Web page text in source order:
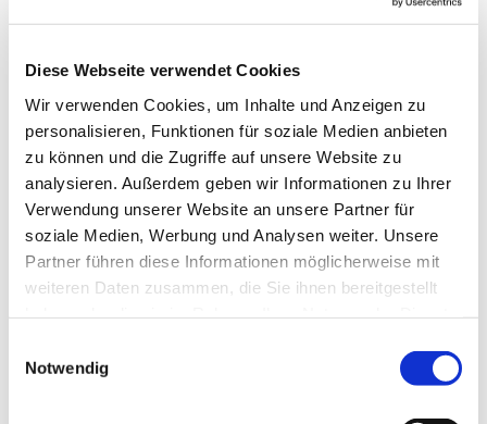
Diese Webseite verwendet Cookies
Wir verwenden Cookies, um Inhalte und Anzeigen zu
personalisieren, Funktionen für soziale Medien anbieten
zu können und die Zugriffe auf unsere Website zu
analysieren. Außerdem geben wir Informationen zu Ihrer
Verwendung unserer Website an unsere Partner für
soziale Medien, Werbung und Analysen weiter. Unsere
Partner führen diese Informationen möglicherweise mit
weiteren Daten zusammen, die Sie ihnen bereitgestellt
Notwendig
Dies könnte Sie auch